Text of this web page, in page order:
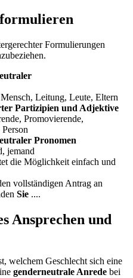
Formulierungen
Leitung, Leute, Eltern
Partizipien und Adjektive
Promovierende,
Pronomen
jemand
die Möglichkeit einfach und
vollständigen Antrag an
Sie ....
Ansprechen und
welchem Geschlecht sich eine
genderneutrale Anrede bei